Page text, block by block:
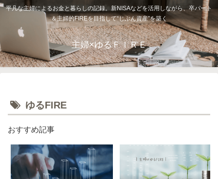
平凡な主婦によるお金と暮らしの記録。新NISAなどを活用しながら、卒パート
＆主婦的FIREを目指して“じぶん資産”を築く
主婦×ゆるＦＩＲＥ
ゆるFIRE
おすすめ記事